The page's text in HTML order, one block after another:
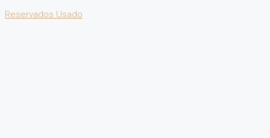
Reservados Usado